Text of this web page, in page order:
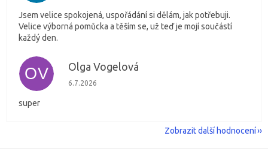
Jsem velice spokojená, uspořádání si dělám, jak potřebuji.
Velice výborná pomůcka a těším se, už teď je mojí součástí
každý den.
OV Olga Vogelová
Hodnocení obchodu je 5 z 5 hvězdiček.
6.7.2026
super
Zobrazit další hodnocení